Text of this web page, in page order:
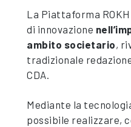
La Piattaforma
di innovazione
ambito societario,
tradizionale
CDA.
Mediante la
possibile realizzare,